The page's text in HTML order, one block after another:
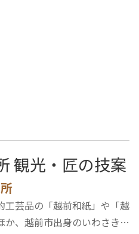
観光・匠の技案
工芸品の「越前和紙」や「越
、越前市出身のいわさきち